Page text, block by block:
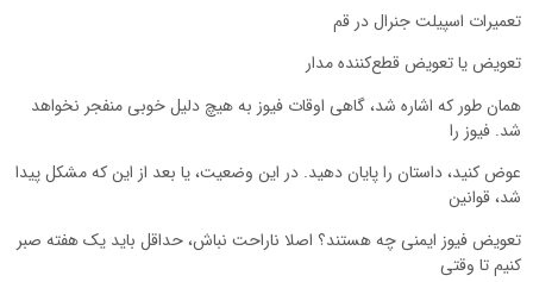
اسپیلت جنرال در قم
یا تعویض قطع‌کننده مدار
طور که اشاره شد، گاهی اوقات فیوز به هیچ دلیل خوبی منفجر نخواهد
فیوز را
کنید، داستان را پایان دهید. در این وضعیت، یا بعد از این که مشکل پیدا
قوانین
فیوز ایمنی چه هستند؟ اصلا ناراحت نباش، حداقل باید یک هفته صبر
تا وقتی